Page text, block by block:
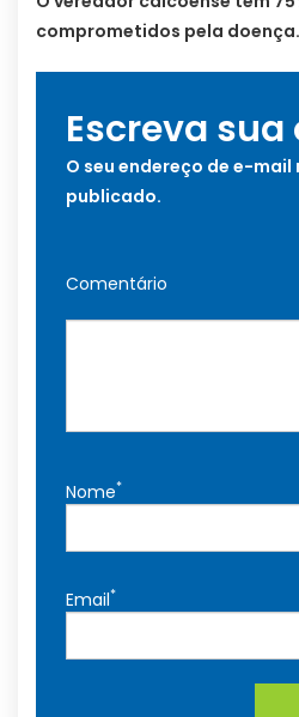
comprometidos pela doença.
Escreva
O seu endereço de e-mail
publicado.
Comentário
Nome*
Email*